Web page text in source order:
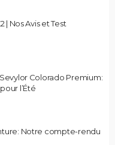
| Nos Avis et Test
Colorado Premium:
l’Été
Notre compte-rendu